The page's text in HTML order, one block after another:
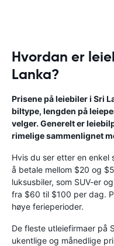
Hvordan er
Lanka?
Prisene på leiebiler i Sri
biltype, lengden på
velger. Generelt er
rimelige sammenlignet
Hvis du ser etter en enkel
å betale mellom $20 og
luksusbiler, som SUV-er
fra $60 til $100 per dag.
høye ferieperioder.
De fleste utleiefirmaer på
ukentlige og månedlige